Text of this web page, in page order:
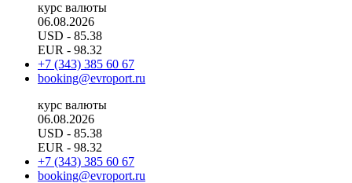
курс валюты
06.08.2026
USD - 85.38
EUR - 98.32
+7 (343) 385 60 67
booking@evroport.ru
курс валюты
06.08.2026
USD - 85.38
EUR - 98.32
+7 (343) 385 60 67
booking@evroport.ru